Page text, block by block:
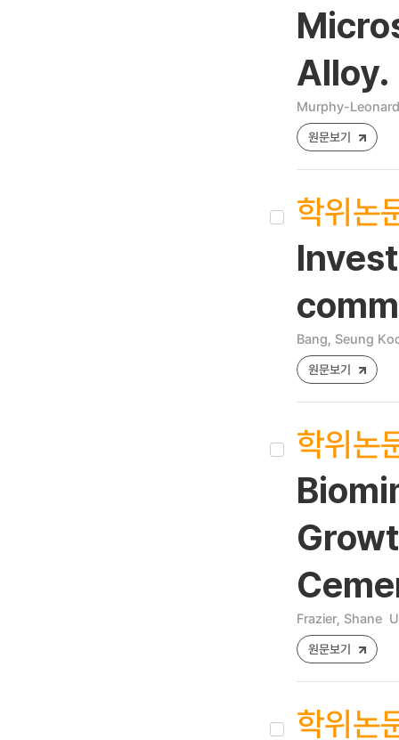
Alloy.
Murphy-
원문보기
학위논
Bang, Seung
원문보기
학위논
Frazier, Shane
원문보기
학위논